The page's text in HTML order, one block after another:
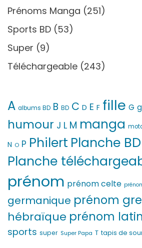
Prénoms Manga (251)
Sports BD (53)
Super (9)
Téléchargeable (243)
A albums BD B BD C D E F fille G
humour J L M manga
N O P Philert Planche
Planche
prénom prénom celte
germanique prénom
hébraïque prénom
sports super Super Papa T tapis de